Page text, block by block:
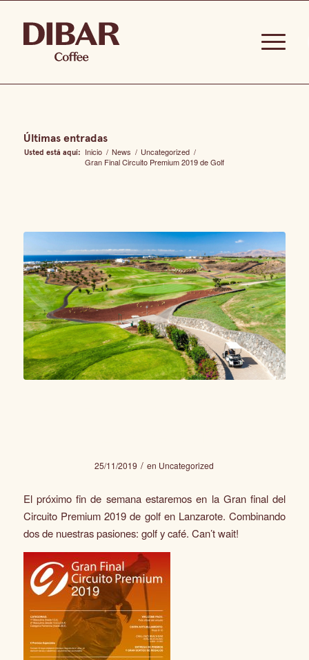
Últimas entradas
Usted está aquí: Inicio / News / Uncategorized /
Gran Final Circuito Premium 2019 de Golf
25/11/2019 / en Uncategorized
El próximo fin de semana estaremos en la Gran final del
Circuito Premium 2019 de golf en Lanzarote. Combinando
dos de nuestras pasiones: golf y café. Can’t wait!